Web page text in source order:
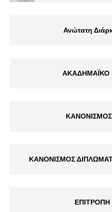
Ανώτατη
ΑΚΑΔΗΜΑΪΚΟ
ΚΑΝΟΝΙΣΜΟΣ
ΕΠΙΤΡΟΠΗ